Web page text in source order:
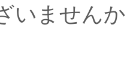
いません